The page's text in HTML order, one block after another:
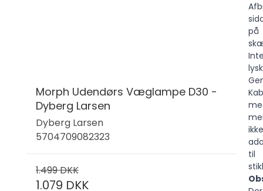
Morph Udendørs Væglampe D30 -
Dyberg Larsen
Dyberg Larsen
5704709082323
1.499 DKK
1.079 DKK
på
ikke
til